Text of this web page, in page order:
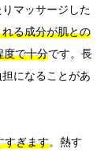
マッサージした
る成分が肌との
度で十分です。長
になることがあ
すぎます。熱す